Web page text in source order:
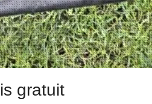
gratuit